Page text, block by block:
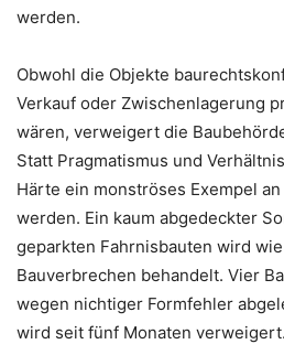
werden.
Obwohl die Objekte
Verkauf oder Zwischenlagerung
wären, verweigert die
Statt Pragmatismus und
Härte ein monströses Exempel
werden. Ein kaum abgedeckter
geparkten Fahrnisbauten wird
Bauverbrechen behandelt. Vier
wegen nichtiger Formfehler
wird seit fünf Monaten verweigert.